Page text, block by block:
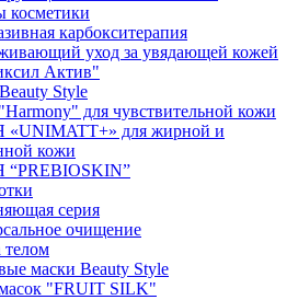
косметики
карбокситерапия
уход за увядающей кожей
Актив"
Style
для чувствительной кожи
для жирной и
кожи
серия
очищение
телом
маски Beauty Style
"FRUIT SILK"